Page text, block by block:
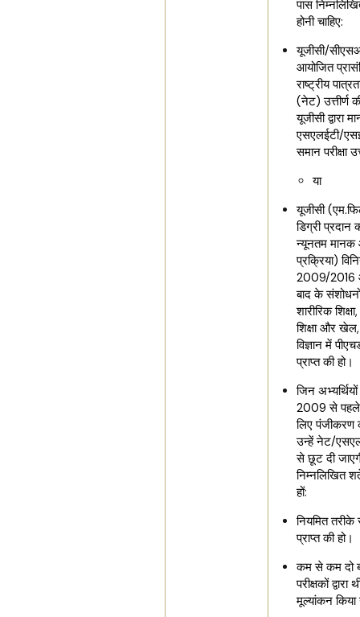
पास
होनी चाहिए:
यूजीसी/
आयोजित
राष्ट्रीय
(नेट) उत्तीर्ण
यूजीसी द्वारा
एसएलईटी/
समान परीक्षा
या
यूजीसी
डिग्री
न्यूनतम
प्रक्रिया)
2009/
बाद के
शारीरिक
शिक्षा और
विज्ञान में
प्राप्त की हो।
जिन
2009 से पहले
लिए पंजीकरण
उन्हें नेट/
से छूट दी
निम्नलिखित
हों:
नियमित तरीके
प्राप्त की हो।
कम से कम दो
परीक्षकों द्वारा
मूल्यांकन किया